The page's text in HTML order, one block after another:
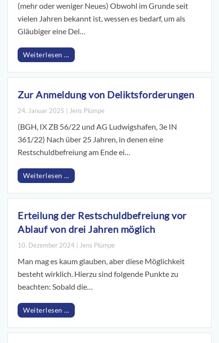
(mehr oder weniger Neues) Obwohl im Grunde seit
vielen Jahren bekannt ist, wessen es bedarf, um als
Gläubiger eine Del…
Weiterlesen ...
Zur Anmeldung von Deliktsforderungen
24. Januar 2025 | Jens Plümpe
(BGH, IX ZB 56/22 und AG Ludwigshafen, 3e IN
361/22) Nach über 25 Jahren, in denen eine
Restschuldbefreiung am Ende ei…
Weiterlesen ...
Erteilung der Restschuldbefreiung vor
Ablauf von drei Jahren möglich
10. Dezember 2024 | Jens Plümpe
Man mag es kaum glauben, aber diese Möglichkeit
besteht wirklich. Hierzu sind folgende Punkte zu
beachten: Sobald die…
Weiterlesen ...